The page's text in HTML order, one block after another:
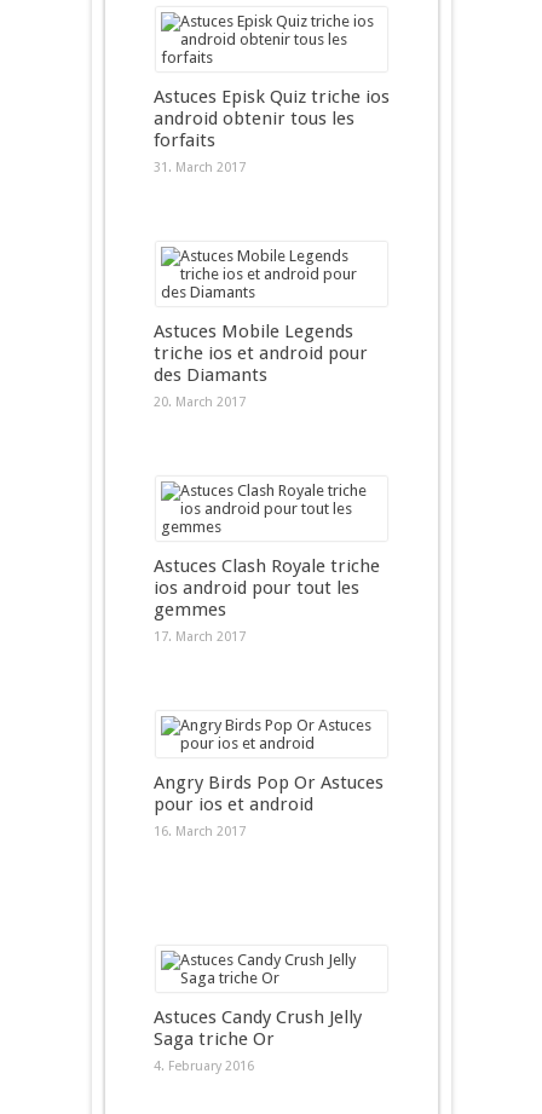
Astuces Episk Quiz triche ios
android obtenir tous les
forfaits
31. March 2017
Astuces Mobile Legends
triche ios et android pour
des Diamants
20. March 2017
Astuces Clash Royale triche
ios android pour tout les
gemmes
17. March 2017
Angry Birds Pop Or Astuces
pour ios et android
16. March 2017
Astuces Candy Crush Jelly
Saga triche Or
4. February 2016